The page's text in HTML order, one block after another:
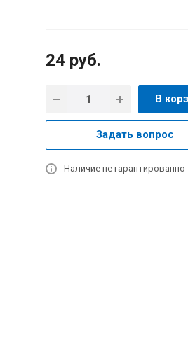
24 руб.
В
Задать вопрос
Наличие не гарантированно